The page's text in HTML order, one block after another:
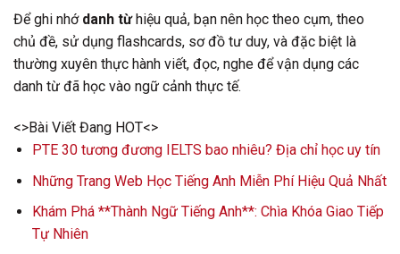
Để ghi nhớ danh từhiệu quả, bạn nên học theo cụm, theo
chủ đề, sử dụng flashcards, sơ đồ tư duy, và đặc biệt là
thường xuyên thực hành viết, đọc, nghe để vận dụng các
danh từ đã học vào ngữ cảnh thực tế.
<>Bài Viết Đang HOT<>
PTE 30 tương đương IELTS bao nhiêu? Địa chỉ học uy tín
Những Trang Web Học Tiếng Anh Miễn Phí Hiệu Quả Nhất
Khám Phá **Thành Ngữ Tiếng Anh**: Chìa Khóa Giao Tiếp
Tự Nhiên